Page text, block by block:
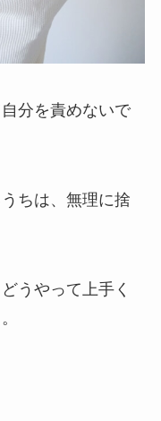
分を責めないで
ちは、無理に捨
うやって上手く